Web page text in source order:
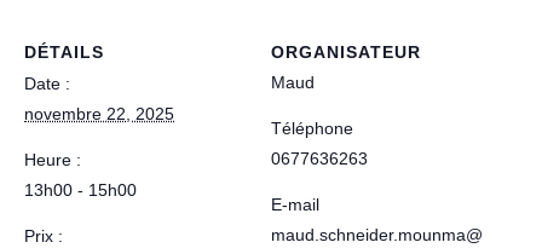
DÉTAILS
Date :
novembre 22, 2025
Heure :
13h00 - 15h00
Prix :
ORGANISATEUR
Maud
Téléphone
0677636263
E-mail
maud.schneider.mounma@